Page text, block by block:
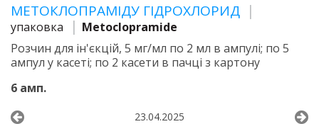
МЕТОКЛОПРАМІДУ ГІДРОХЛОРИД
упаковка
Metoclopramide
Розчин для ін'єкцій, 5 мг/мл по 2 мл в ампулі; по 5
ампул у касеті; по 2 касети в пачці з картону
6 амп.
23.04.2025